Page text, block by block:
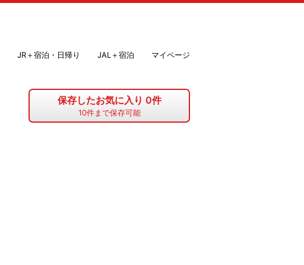
JR＋宿泊・日帰り JAL＋宿泊 マイページ
保存したお気に入り 0件
10件まで保存可能